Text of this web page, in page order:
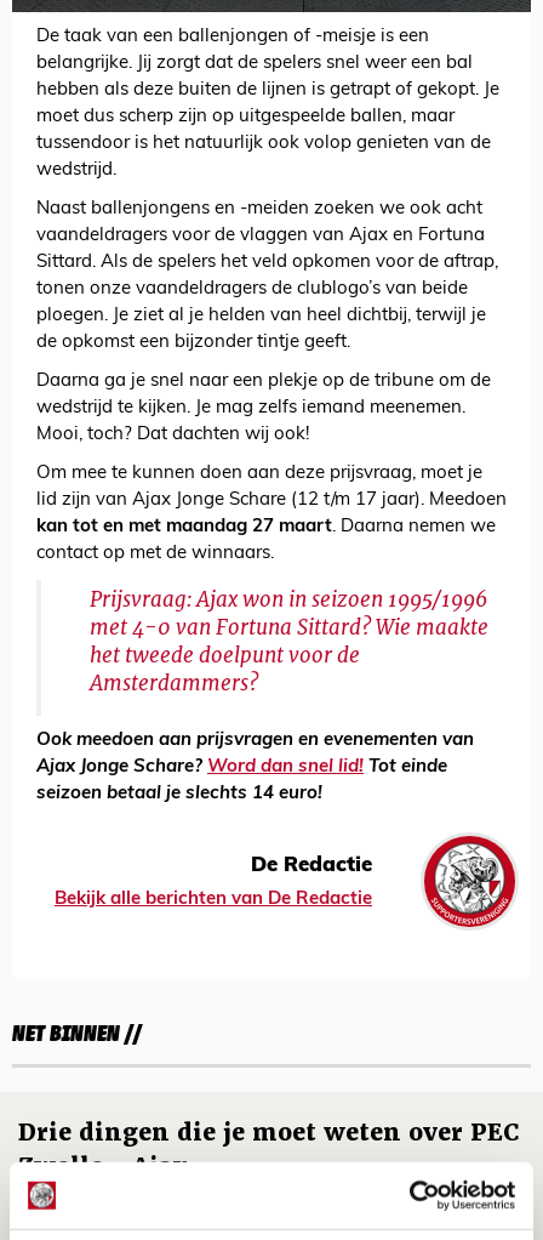
De taak van een ballenjongen of -meisje is een
belangrijke. Jij zorgt dat de spelers snel weer een bal
hebben als deze buiten de lijnen is getrapt of gekopt. Je
moet dus scherp zijn op uitgespeelde ballen, maar
tussendoor is het natuurlijk ook volop genieten van de
wedstrijd.
Naast ballenjongens en -meiden zoeken we ook acht
vaandeldragers voor de vlaggen van Ajax en Fortuna
Sittard. Als de spelers het veld opkomen voor de aftrap,
tonen onze vaandeldragers de clublogo’s van beide
ploegen. Je ziet al je helden van heel dichtbij, terwijl je
de opkomst een bijzonder tintje geeft.
Daarna ga je snel naar een plekje op de tribune om de
wedstrijd te kijken. Je mag zelfs iemand meenemen.
Mooi, toch? Dat dachten wij ook!
Om mee te kunnen doen aan deze prijsvraag, moet je
lid zijn van Ajax Jonge Schare (12 t/m 17 jaar). Meedoen
kan tot en met maandag 27 maart. Daarna nemen we
contact op met de winnaars.
Prijsvraag: Ajax won in seizoen 1995/1996
met 4-0 van Fortuna Sittard? Wie maakte
het tweede doelpunt voor de
Amsterdammers?
Ook meedoen aan prijsvragen en evenementen van
Ajax Jonge Schare? Word dan snel lid! Tot einde
seizoen betaal je slechts 14 euro!
De Redactie
Bekijk alle berichten van De Redactie
NET BINNEN //
Drie dingen die je moet weten over PEC
Zwolle - Ajax
08 AUGUSTUS 2026 - 12:32
NIEUWS